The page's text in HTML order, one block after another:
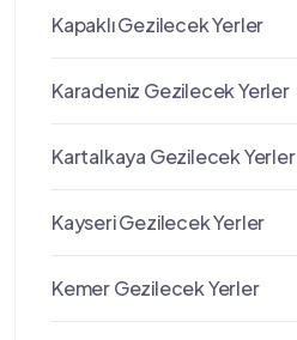
Kapaklı Gezilecek Yerler
Karadeniz Gezilecek Yerler
Kartalkaya Gezilecek Yerler
Kayseri Gezilecek Yerler
Kemer Gezilecek Yerler